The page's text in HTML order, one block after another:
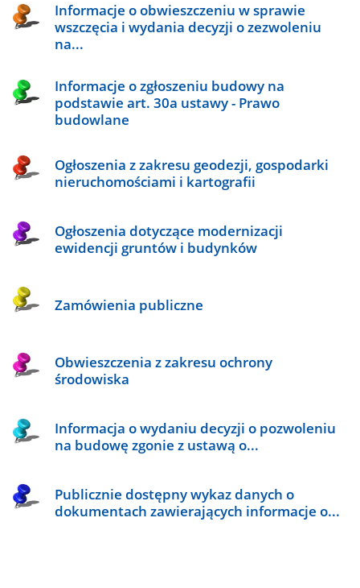
Informacje o obwieszczeniu w sprawie
wszczęcia i wydania decyzji o zezwoleniu
na...
Informacje o zgłoszeniu budowy na
podstawie art. 30a ustawy - Prawo
budowlane
Ogłoszenia z zakresu geodezji, gospodarki
nieruchomościami i kartografii
Ogłoszenia dotyczące modernizacji
ewidencji gruntów i budynków
Zamówienia publiczne
Obwieszczenia z zakresu ochrony
środowiska
Informacja o wydaniu decyzji o pozwoleniu
na budowę zgonie z ustawą o...
Publicznie dostępny wykaz danych o
dokumentach zawierających informacje o...